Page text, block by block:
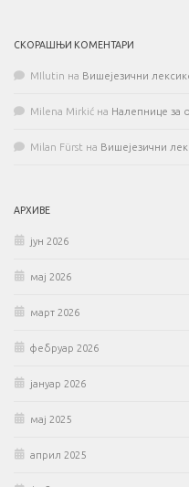
СКОРАШЊИ КОМЕНТАРИ
MIlutin на Вишејезични
Milena Mirkić на Налепнице за
Milan Fürst на Вишејезични
АРХИВЕ
јун 2026
мај 2026
март 2026
фебруар 2026
јануар 2026
мај 2025
април 2025